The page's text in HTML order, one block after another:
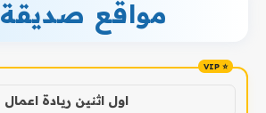
مواقع صديقة
اول اثنين ريادة اعمال